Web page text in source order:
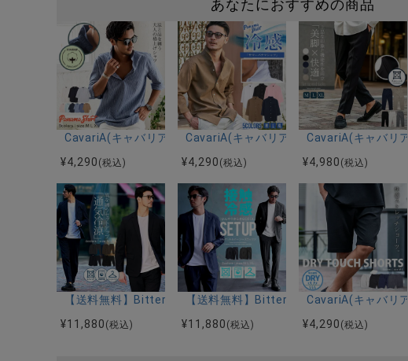
あなたにおすすめの商品
CavariA(キャバリア)パナマ織り7分袖カプリシャツ/全9色
¥4,290 (税込)
CavariA(キャバリア)接触冷感パナマ織り
¥4,290 (税込)
CavariA(キャバリ
¥4,980 (税込)
【送料無料】Bitter select(ビターセレクト)冷感ブレサブルジャ
¥11,880 (税込)
【送料無料】Bitter select(ビターセレク
¥11,880 (税込)
CavariA(キャバリ
¥4,290 (税込)